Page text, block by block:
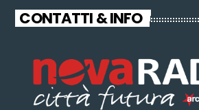
CONTATTI & INFO